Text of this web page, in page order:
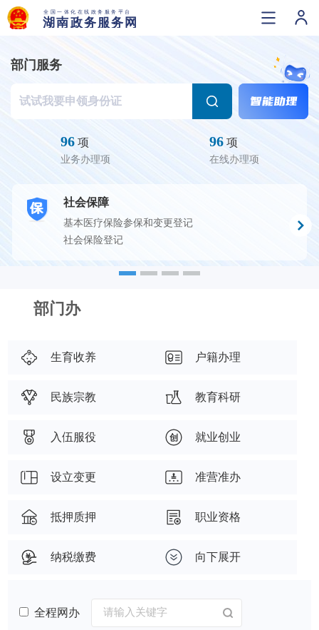
部门服务
96 项
业务办理项
96 项
在线办理项
社会保障
基本医疗保险参保和变更登记
社会保险登记
部门办
生育收养 户籍办理
民族宗教 教育科研
入伍服役 就业创业
设立变更 准营准办
抵押质押 职业资格
纳税缴费 向下展开
全程网办